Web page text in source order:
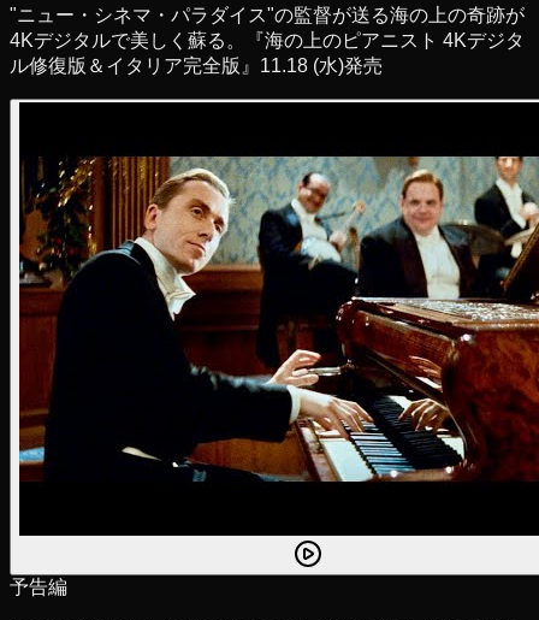
"ニュー・シネマ・パラダイス"の監督が送る海の上の奇跡が
4Kデジタルで美しく蘇る。『海の上のピアニスト 4Kデジタ
ル修復版＆イタリア完全版』11.18 (水)発売
予告編